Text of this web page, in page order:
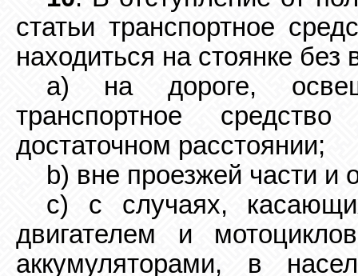
статьи транспортное
находиться на стоянке
a) на дороге,
транспортное
достаточном расстоянии;
b) вне проезжей части
c) с случаях,
двигателем и
аккумуляторами, в